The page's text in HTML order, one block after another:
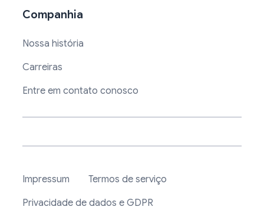
Companhia
Nossa história
Carreiras
Entre em contato conosco
Impressum
Termos de serviço
Privacidade de dados e GDPR